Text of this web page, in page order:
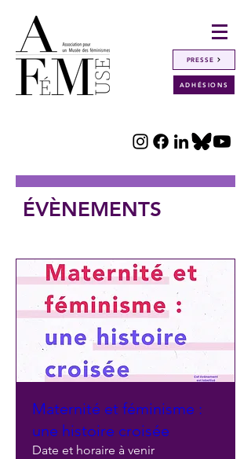
PRESSE
ADHÉSIONS
ÉVÈNEMENTS
Maternité et féminisme :
une histoire croisée
Date et horaire à venir